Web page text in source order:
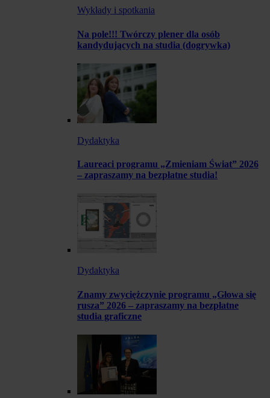
Wykłady i spotkania
Na pole!!! Twórczy plener dla osób
kandydujących na studia (dogrywka)
Dydaktyka
Laureaci programu „Zmieniam Świat” 2026
– zapraszamy na bezpłatne studia!
Dydaktyka
Znamy zwyciężczynie programu „Głowa się
rusza” 2026 – zapraszamy na bezpłatne
studia graficzne